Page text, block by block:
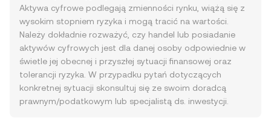
Aktywa cyfrowe podlegają zmienności rynku, wiążą się z
wysokim stopniem ryzyka i mogą tracić na wartości.
Należy dokładnie rozważyć, czy handel lub posiadanie
aktywów cyfrowych jest dla danej osoby odpowiednie w
świetle jej obecnej i przyszłej sytuacji finansowej oraz
tolerancji ryzyka. W przypadku pytań dotyczących
konkretnej sytuacji skonsultuj się ze swoim doradcą
prawnym/podatkowym lub specjalistą ds. inwestycji.